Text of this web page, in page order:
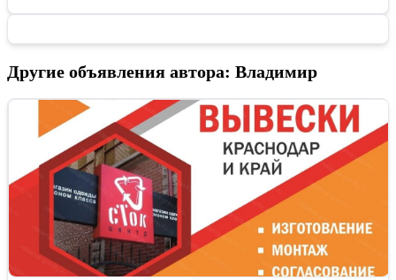
Другие объявления автора: Владимир